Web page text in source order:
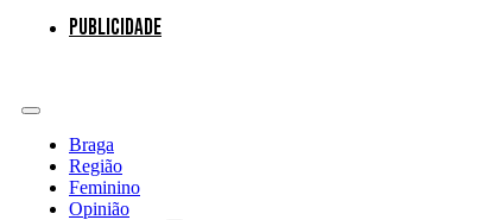
Publicidade
Braga
Região
Feminino
Opinião